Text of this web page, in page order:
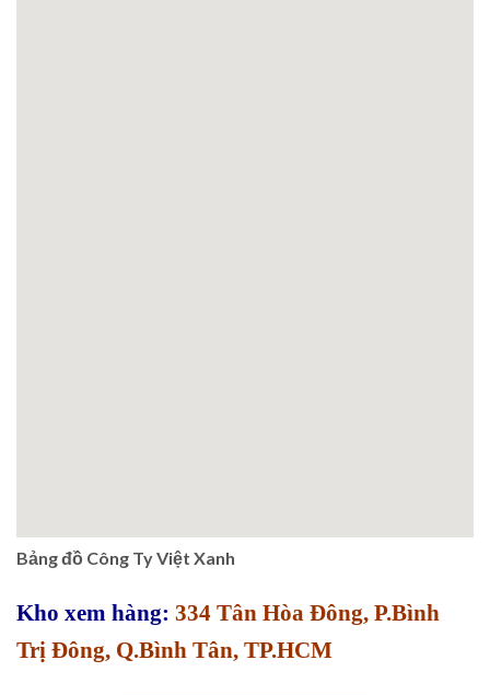
Bảng đồ Công Ty Việt Xanh
Kho xem hàng: 334 Tân Hòa Đông, P.Bình
Trị Đông, Q.Bình Tân, TP.HCM